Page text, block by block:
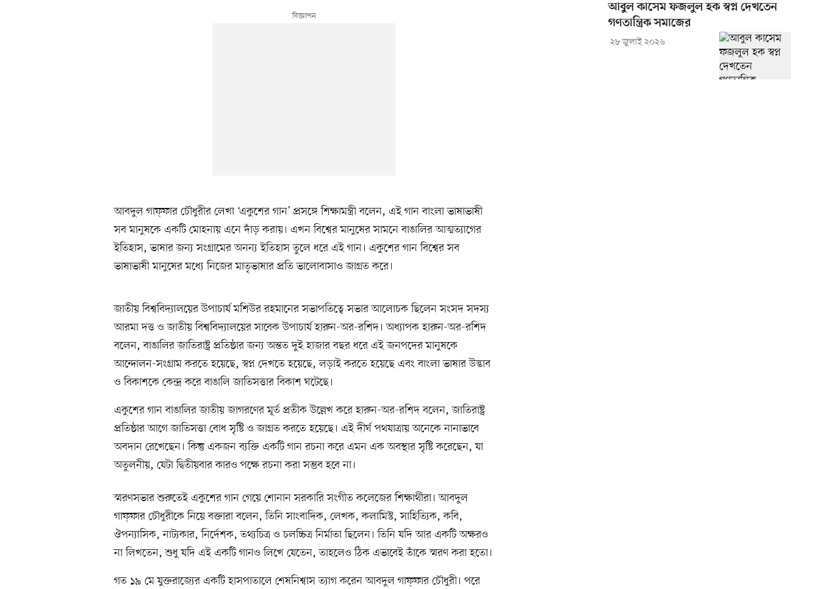
আবদুল গাফ্‌ফার চৌধুরীর লেখা ‘একুশের গান’ প্রসঙ্গে শিক্ষামন্ত্রী বলেন, এই গান বাংলা ভাষাভাষী
সব মানুষকে একটি মোহনায় এনে দাঁড় করায়। এখন বিশ্বের মানুষের সামনে বাঙালির আত্মত্যাগের
ইতিহাস, ভাষার জন্য সংগ্রামের অনন্য ইতিহাস তুলে ধরে এই গান। একুশের গান বিশ্বের সব
ভাষাভাষী মানুষের মধ্যে নিজের মাতৃভাষার প্রতি ভালোবাসাও জাগ্রত করে।
জাতীয় বিশ্ববিদ্যালয়ের উপাচার্য মশিউর রহমানের সভাপতিত্বে সভার আলোচক ছিলেন সংসদ সদস্য
আরমা দত্ত ও জাতীয় বিশ্ববিদ্যালয়ের সাবেক উপাচার্য হারুন-অর-রশিদ। অধ্যাপক হারুন-অর-রশিদ
বলেন, বাঙালির জাতিরাষ্ট্র প্রতিষ্ঠার জন্য অন্তত দুই হাজার বছর ধরে এই জনপদের মানুষকে
আন্দোলন-সংগ্রাম করতে হয়েছে, স্বপ্ন দেখতে হয়েছে, লড়াই করতে হয়েছে এবং বাংলা ভাষার উদ্ভাব
ও বিকাশকে কেন্দ্র করে বাঙালি জাতিসত্তার বিকাশ ঘটেছে।
একুশের গান বাঙালির জাতীয় জাগরণের মূর্ত প্রতীক উল্লেখ করে হারুন-অর-রশিদ বলেন, জাতিরাষ্ট্র
প্রতিষ্ঠার আগে জাতিসত্তা বোধ সৃষ্টি ও জাগ্রত করতে হয়েছে। এই দীর্ঘ পথযাত্রায় অনেকে নানাভাবে
অবদান রেখেছেন। কিন্তু একজন ব্যক্তি একটি গান রচনা করে এমন এক অবস্থার সৃষ্টি করেছেন, যা
অতুলনীয়, যেটা দ্বিতীয়বার কারও পক্ষে রচনা করা সম্ভব হবে না।
স্মরণসভার শুরুতেই একুশের গান গেয়ে শোনান সরকারি সংগীত কলেজের শিক্ষার্থীরা। আবদুল
গাফ্‌ফার চৌধুরীকে নিয়ে বক্তারা বলেন, তিনি সাংবাদিক, লেখক, কলামিস্ট, সাহিত্যিক, কবি,
ঔপন্যাসিক, নাট্যকার, নির্দেশক, তথ্যচিত্র ও চলচ্চিত্র নির্মাতা ছিলেন। তিনি যদি আর একটি অক্ষরও
না লিখতেন, শুধু যদি এই একটি গানও লিখে যেতেন, তাহলেও ঠিক এভাবেই তাঁকে স্মরণ করা হতো।
গত ১৯ মে যুক্তরাজ্যের একটি হাসপাতালে শেষনিশ্বাস ত্যাগ করেন আবদুল গাফ্‌ফার চৌধুরী। পরে
আবুল কাসেম ফজলুল হক স্বপ্ন দেখতেন
গণতান্ত্রিক সমাজের
২৮ জুলাই ২০২৬